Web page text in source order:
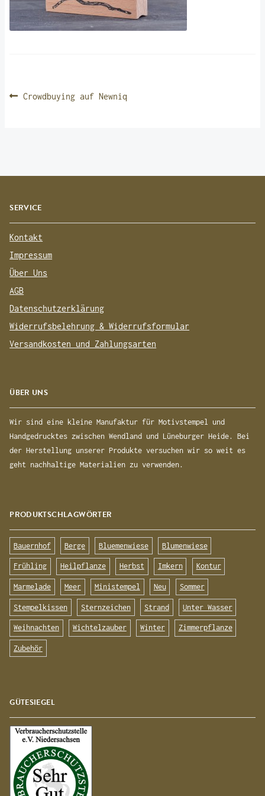
BEITRAGSNAVIGATION
Vorheriger
Crowdbuying auf Newniq
SERVICE
Kontakt
Impressum
Über Uns
AGB
Datenschutzerklärung
Widerrufsbelehrung & Widerrufsformular
Versandkosten und Zahlungsarten
ÜBER UNS
Wir sind eine kleine Manufaktur für Motivstempel und
Handgedrucktes zwischen Wendland und Lüneburger Heide. Bei
der Herstellung unserer Produkte versuchen wir so weit es
geht nachhaltige Materialien zu verwenden.
PRODUKTSCHLAGWÖRTER
Bauernhof Berge Bluemenwiese Blumenwiese
Frühling Heilpflanze Herbst Imkern Kontur
Marmelade Meer Ministempel Neu Sommer
Stempelkissen Sternzeichen Strand Unter Wasser
Weihnachten Wichtelzauber Winter Zimmerpflanze
Zubehör
GÜTESIEGEL